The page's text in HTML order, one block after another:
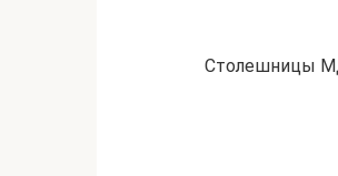
Столешницы